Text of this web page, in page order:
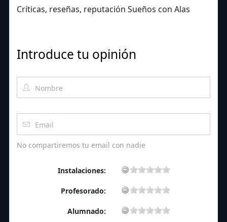
Críticas, reseñas, reputación Sueños con Alas
Introduce tu opinión
No compartiremos tu email con nadie
Instalaciones:
Profesorado:
Alumnado: